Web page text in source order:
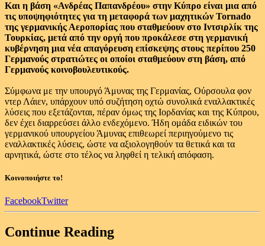
Και η βάση «Ανδρέας Παπανδρέου» στην Κύπρο είναι μια από
τις υποψηφιότητες για τη μεταφορά των μαχητικών Tornado
της γερμανικής Αεροπορίας που σταθμεύουν στο Ιντσιρλίκ της
Τουρκίας, μετά από την οργή που προκάλεσε στη γερμανική
κυβέρνηση μια νέα απαγόρευση επίσκεψης στους περίπου 250
Γερμανούς στρατιώτες οι οποίοι σταθμεύουν στη βάση, από
Γερμανούς κοινοβουλευτικούς.
Σύμφωνα με την υπουργό Άμυνας της Γερμανίας, Ούρσουλα φον
ντερ Λάιεν, υπάρχουν υπό συζήτηση οχτώ συνολικά εναλλακτικές
λύσεις που εξετάζονται, πέραν όμως της Ιορδανίας και της Κύπρου,
δεν έχει διαρρεύσει άλλο ενδεχόμενο. Ήδη ομάδα ειδικών του
γερμανικού υπουργείου Άμυνας επιθεωρεί περιηγούμενο τις
εναλλακτικές λύσεις, ώστε να αξιολογηθούν τα θετικά και τα
αρνητικά, ώστε στο τέλος να ληφθεί η τελική απόφαση.
Κοινοποιήστε το!
FacebookTwitter
Continue Reading